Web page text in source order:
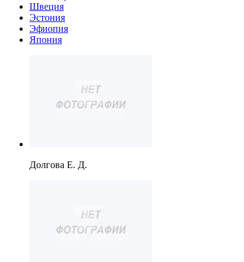
Швеция
Эстония
Эфиопия
Япония
Долгова Е. Д.